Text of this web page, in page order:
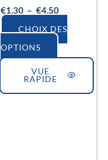
€1.30 – €4.50
CHOIX DES
OPTIONS
choisies
sur
VUE
RAPIDE